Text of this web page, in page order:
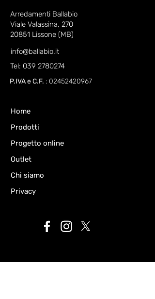
Arredamenti Ballabio
Viale Valassina, 270
20851 Lissone (MB)
info@ballabio.it
Tel: 039 2780274
P.IVA e C.F. : 02452420967
Home
Prodotti
Progetto online
Outlet
Chi siamo
Privacy